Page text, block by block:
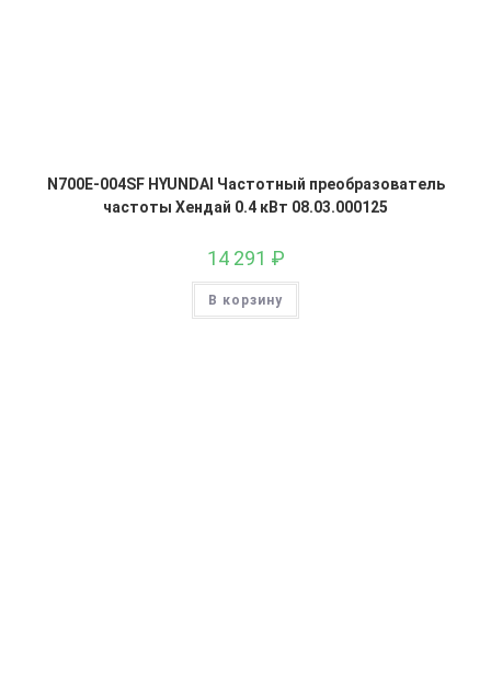
N700E-004SF HYUNDAI Частотный преобразователь
частоты Хендай 0.4 кВт 08.03.000125
14 291 ₽
В корзину